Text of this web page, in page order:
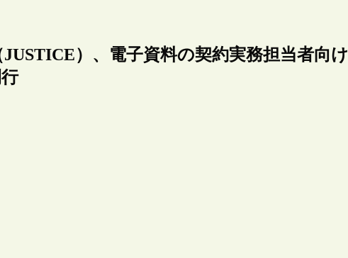
）、電子資料の契約実務担当者向け